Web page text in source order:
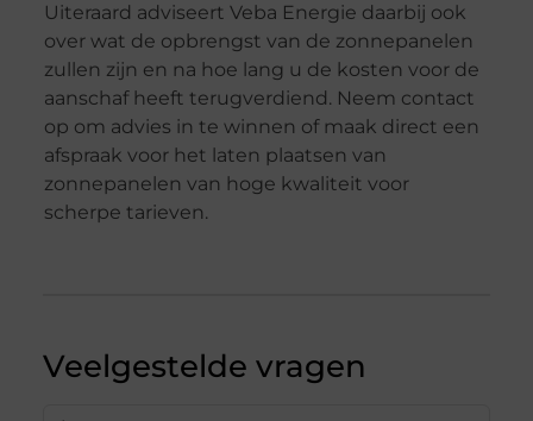
Uiteraard adviseert Veba Energie daarbij ook
over wat de opbrengst van de zonnepanelen
zullen zijn en na hoe lang u de kosten voor de
aanschaf heeft terugverdiend. Neem contact
op om advies in te winnen of maak direct een
afspraak voor het laten plaatsen van
zonnepanelen van hoge kwaliteit voor
scherpe tarieven.
Veelgestelde vragen